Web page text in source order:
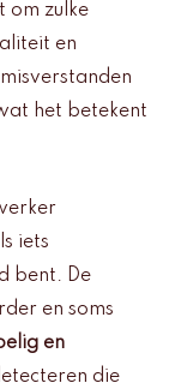
om zulke
en
het betekent
iets
bent. De
en soms
en
die